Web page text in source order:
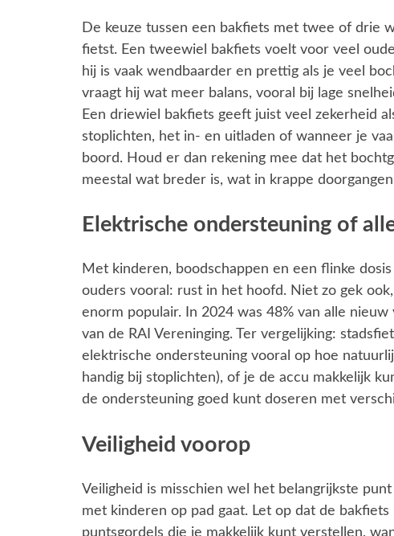
De keuze tussen een bakfiets met twee of drie
fietst. Een tweewiel bakfiets voelt voor veel
hij is vaak wendbaarder en prettig als je veel
vraagt hij wat meer balans, vooral bij lage
Een driewiel bakfiets geeft juist veel zekerheid
stoplichten, het in- en uitladen of wanneer je
boord. Houd er dan rekening mee dat het
meestal wat breder is, wat in krappe
Elektrische ondersteuning of
Met kinderen, boodschappen en een flinke
ouders vooral: rust in het hoofd. Niet zo gek
enorm populair. In 2024 was 48% van alle
van de RAI Vereninging. Ter vergelijking:
elektrische ondersteuning vooral op hoe
handig bij stoplichten), of je de accu makkelijk
de ondersteuning goed kunt doseren met
Veiligheid voorop
Veiligheid is misschien wel het belangrijkste
met kinderen op pad gaat. Let op dat de
puntsgordels die je makkelijk kunt verstellen,